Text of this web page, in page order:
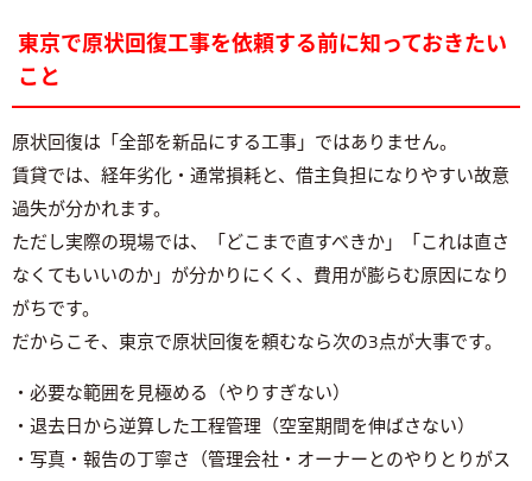
東京で原状回復工事を依頼する前に知っておきたい
こと
原状回復は「全部を新品にする工事」ではありません。
賃貸では、経年劣化・通常損耗と、借主負担になりやすい故意
過失が分かれます。
ただし実際の現場では、「どこまで直すべきか」「これは直さ
なくてもいいのか」が分かりにくく、費用が膨らむ原因になり
がちです。
だからこそ、東京で原状回復を頼むなら次の3点が大事です。
・必要な範囲を見極める（やりすぎない）
・退去日から逆算した工程管理（空室期間を伸ばさない）
・写真・報告の丁寧さ（管理会社・オーナーとのやりとりがス